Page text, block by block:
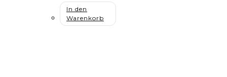
In den
Warenkorb